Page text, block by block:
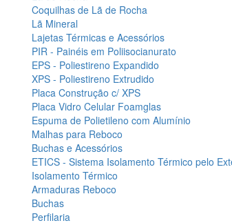
Coquilhas de Lã de Rocha
Lã Mineral
Lajetas Térmicas e Acessórios
PIR - Painéis em Poliisocianurato
EPS - Poliestireno Expandido
XPS - Poliestireno Extrudido
Placa Construção c/ XPS
Placa Vidro Celular Foamglas
Espuma de Polietileno com Alumínio
Malhas para Reboco
Buchas e Acessórios
ETICS - Sistema Isolamento Térmico pelo
Isolamento Térmico
Armaduras Reboco
Buchas
Perfilaria